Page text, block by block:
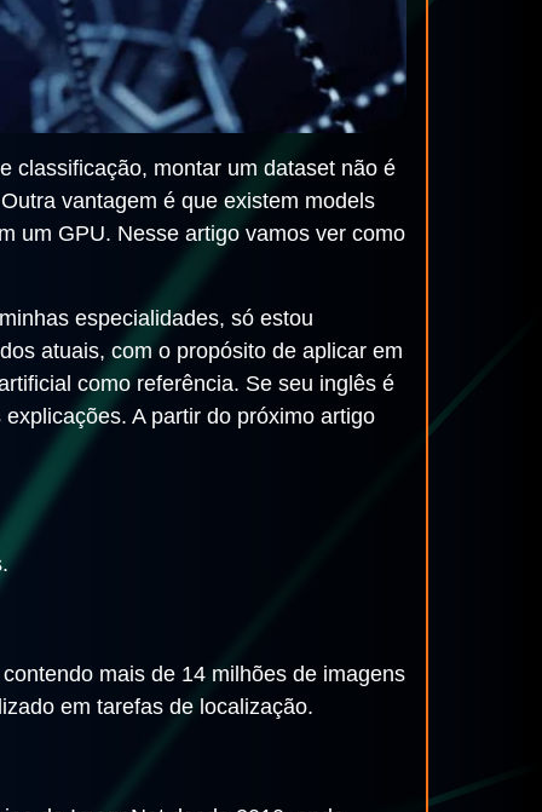
classificação, montar um dataset não é
vantagem é que existem models
um GPU. Nesse artigo vamos ver como
especialidades, só estou
atuais, com o propósito de aplicar em
como referência. Se seu inglês é
A partir do próximo artigo
mais de 14 milhões de imagens
em tarefas de localização.